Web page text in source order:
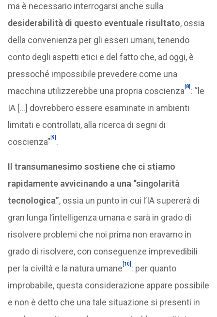
ma è necessario interrogarsi anche sulla
desiderabilità di questo eventuale risultato, ossia
della convenienza per gli esseri umani, tenendo
conto degli aspetti etici e del fatto che, ad oggi, è
pressoché impossibile prevedere come una
macchina utilizzerebbe una propria coscienza [8] : “le
IA […] dovrebbero essere esaminate in ambienti
limitati e controllati, alla ricerca di segni di
coscienza” [9] .
Il transumanesimo sostiene che ci stiamo
rapidamente avvicinando a una “singolarità
tecnologica”, ossia un punto in cui l’IA supererà di
gran lunga l’intelligenza umana e sarà in grado di
risolvere problemi che noi prima non eravamo in
grado di risolvere, con conseguenze imprevedibili
per la civiltà e la natura umane [10] : per quanto
improbabile, questa considerazione appare possibile
e non è detto che una tale situazione si presenti in